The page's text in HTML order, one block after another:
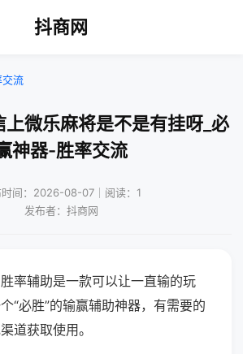
抖商网
交流
微乐麻将是不是有挂呀_必
神器-胜率交流
时间：2026-08-07｜阅读：1
发布者：抖商网
率辅助是一款可以让一直输的玩
“必胜”的输赢辅助神器，有需要的
道获取使用。